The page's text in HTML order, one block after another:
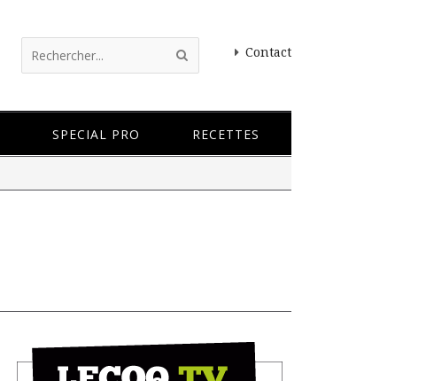
Contact
SPECIAL PRO RECETTES